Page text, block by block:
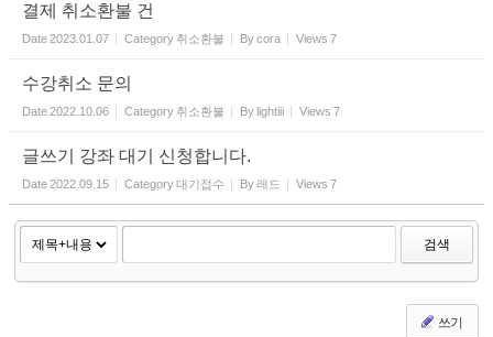
결제 취소환불 건
Date2023.01.07 Category 취소환불 Bycora Views 7
수강취소 문의
Date2022.10.06 Category 취소환불 By lightiii Views 7
글쓰기 강좌 대기 신청합니다.
Date2022.09.15 Category대기접수 By레드 Views 7
검색
쓰기